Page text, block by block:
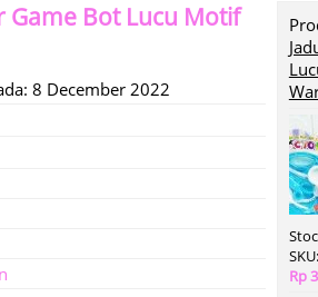
Game Bot Lucu Motif
8 December 2022
SKU:
Rp